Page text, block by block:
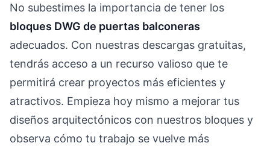
No subestimes la importancia de tener los
bloques DWG de puertas balconeras
adecuados. Con nuestras descargas gratuitas,
tendrás acceso a un recurso valioso que te
permitirá crear proyectos más eficientes y
atractivos. Empieza hoy mismo a mejorar tus
diseños arquitectónicos con nuestros bloques y
observa cómo tu trabajo se vuelve más